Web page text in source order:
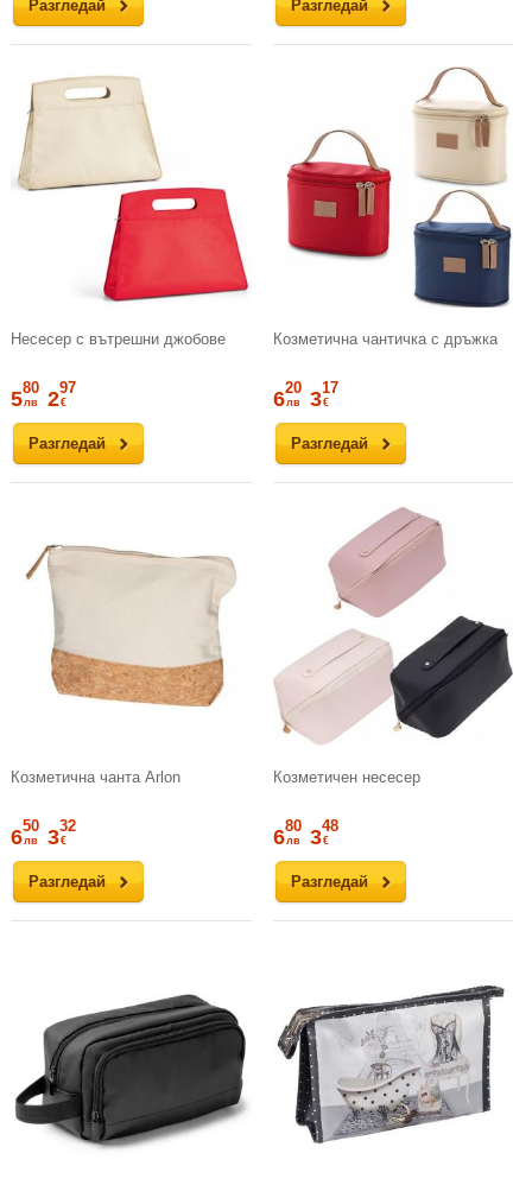
Разгледай Разгледай
Несесер с вътрешни джобове
Разгледай
580
лв 297
€
Козметична чантичка с дръжка
Разгледай
620
лв 317
€
Козметична чанта Arlon
Разгледай
650
лв 332
€
Козметичен несесер
Разгледай
680
лв 348
€